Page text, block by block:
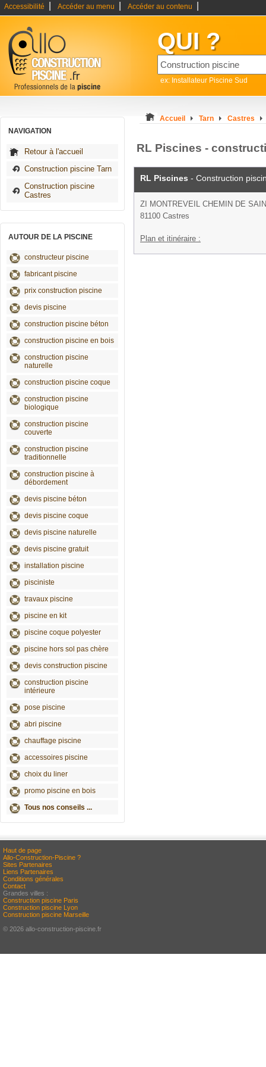
Accessibilité Accéder au menu Accéder au contenu
QUI ?
ex: Installateur Piscine Sud
NAVIGATION
Retour à l'accueil
Construction piscine Tarn
Construction piscine
Castres
AUTOUR DE LA PISCINE
constructeur piscine
fabricant piscine
prix construction piscine
devis piscine
construction piscine béton
construction piscine en bois
construction piscine
naturelle
construction piscine coque
construction piscine
biologique
construction piscine
couverte
construction piscine
traditionnelle
construction piscine à
débordement
devis piscine béton
devis piscine coque
devis piscine naturelle
devis piscine gratuit
installation piscine
pisciniste
travaux piscine
piscine en kit
piscine coque polyester
piscine hors sol pas chère
devis construction piscine
construction piscine
intérieure
pose piscine
abri piscine
chauffage piscine
accessoires piscine
choix du liner
promo piscine en bois
Tous nos conseils ...
Accueil Tarn Castres
RL Piscines -
RL Piscines - Construction
ZI MONTREVEIL CHEMIN DE
81100 Castres
Plan et itinéraire :
Haut de page
Allo-Construction-Piscine ?
Sites Partenaires
Liens Partenaires
Conditions générales
Contact
Grandes villes :
Construction piscine Paris
Construction piscine Lyon
Construction piscine Marseille
© 2026 allo-construction-piscine.fr